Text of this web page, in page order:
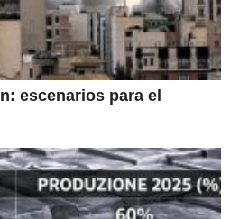
escenarios para el